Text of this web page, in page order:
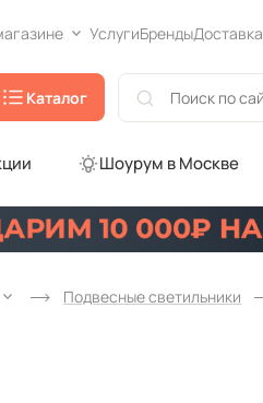
УслугиБрендыДоставка
Каталог
Шоурум в Москве
Подвесные светильники